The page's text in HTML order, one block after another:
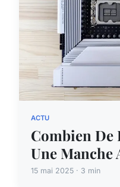
ACTU
Combien De
Une Manche
15 mai 2025 · 3 min